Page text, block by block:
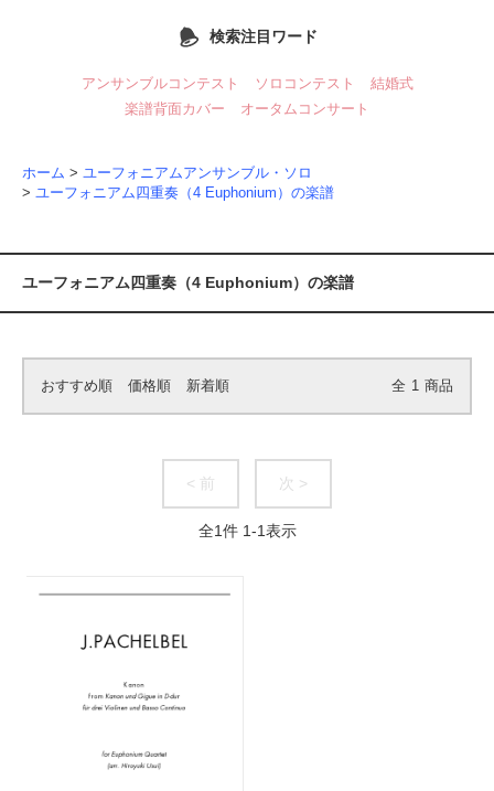
検索注目ワード
アンサンブルコンテスト ソロコンテスト
結婚式
楽譜背面カバー
オータムコンサート
ホーム > ユーフォニアムアンサンブル・ソロ
> ユーフォニアム四重奏（4 Euphonium）の楽譜
ユーフォニアム四重奏（4 Euphonium）の楽譜
おすすめ順 価格順 新着順 全 1 商品
< 前 次 >
全1件 1-1表示